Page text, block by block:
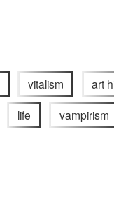
vitalism art
life vampirism